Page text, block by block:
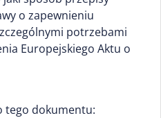
o zapewnieniu
potrzebami
Europejskiego Aktu o
tego dokumentu: